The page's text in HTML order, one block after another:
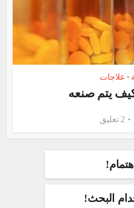
• علاجات
يتم صنعه
2 تعليق
البحث!